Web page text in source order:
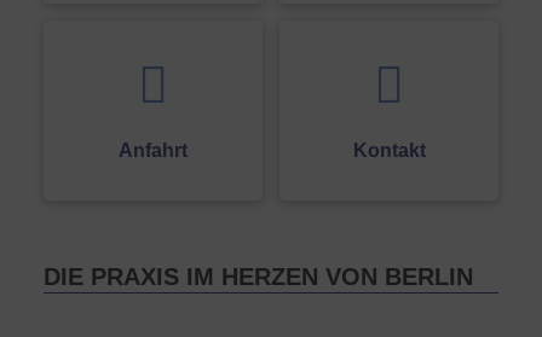
Anfahrt Kontakt
DIE PRAXIS IM HERZEN VON BERLIN